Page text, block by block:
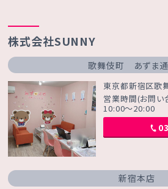
株式会社SUNNY
歌舞伎町 あずま
東京都新宿区歌
営業時間(お問い
10:00～20:00
新宿本店